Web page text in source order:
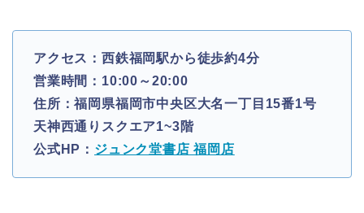
アクセス：西鉄福岡駅から徒歩約4分
営業時間：10:00～20:00
住所：福岡県福岡市中央区大名一丁目15番1号
天神西通りスクエア1~3階
公式HP： ジュンク堂書店 福岡店